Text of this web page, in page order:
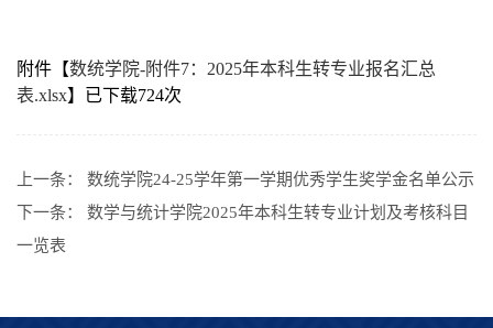
附件【数统学院-附件7：2025年本科生转专业报名汇总
表.xlsx】已下载724次
上一条： 数统学院24-25学年第一学期优秀学生奖学金名单公示
下一条： 数学与统计学院2025年本科生转专业计划及考核科目
一览表